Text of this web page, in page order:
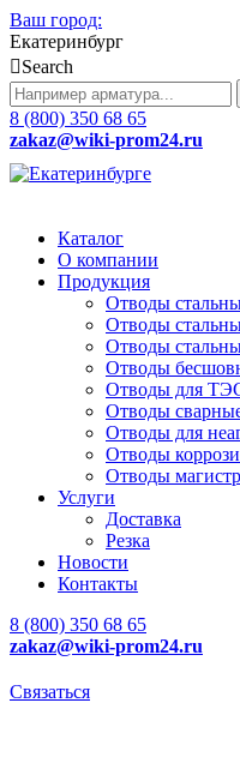
Ваш город:
Екатеринбург
Search
8 (800) 350 68 65
zakaz@wiki-prom24.ru
Каталог
О компании
Продукция
Отводы
Отводы
Отводы
Отводы
Отводы для
Отводы
Отводы для
Отводы
Отводы
Услуги
Доставка
Резка
Новости
Контакты
8 (800) 350 68 65
zakaz@wiki-prom24.ru
Связаться